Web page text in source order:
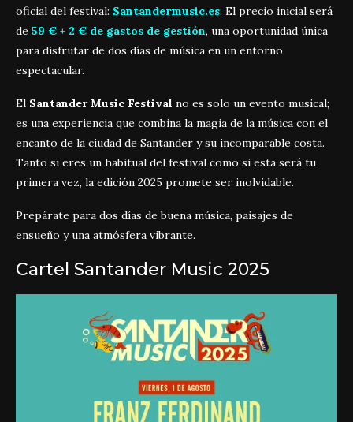
oficial del festival: Santandermusic.es. El precio inicial será
de 59 € + 2 € de gastos de gestión, una oportunidad única
para disfrutar de dos días de música en un entorno
espectacular.
El Santander Music Festival no es solo un evento musical;
es una experiencia que combina la magia de la música con el
encanto de la ciudad de Santander y su incomparable costa.
Tanto si eres un habitual del festival como si esta será tu
primera vez, la edición 2025 promete ser inolvidable.
Prepárate para dos días de buena música, paisajes de
ensueño y una atmósfera vibrante.
Cartel Santander Music 2025